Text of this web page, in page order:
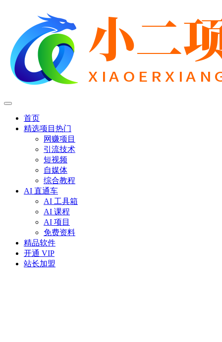
首页
精选项目 热门
网赚项目
引流技术
短视频
自媒体
综合教程
AI 直通车
AI 工具箱
AI 课程
AI 项目
免费资料
精品软件
开通 VIP
站长加盟